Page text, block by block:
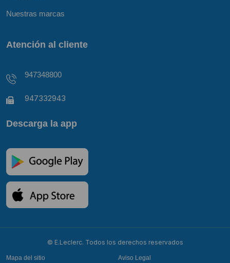
Nuestras marcas
Atención al cliente
947348800
947332943
Descarga la app
© E.Leclerc. Todos los derechos reservados
Mapa del sitio Aviso Legal